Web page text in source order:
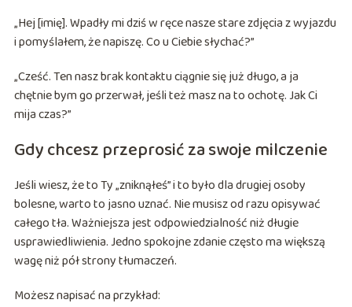
„Hej [imię]. Wpadły mi dziś w ręce nasze stare zdjęcia z wyjazdu
i pomyślałem, że napiszę. Co u Ciebie słychać?”
„Cześć. Ten nasz brak kontaktu ciągnie się już długo, a ja
chętnie bym go przerwał, jeśli też masz na to ochotę. Jak Ci
mija czas?”
Gdy chcesz przeprosić za swoje milczenie
Jeśli wiesz, że to Ty „zniknąłeś” i to było dla drugiej osoby
bolesne, warto to jasno uznać. Nie musisz od razu opisywać
całego tła. Ważniejsza jest odpowiedzialność niż długie
usprawiedliwienia. Jedno spokojne zdanie często ma większą
wagę niż pół strony tłumaczeń.
Możesz napisać na przykład: